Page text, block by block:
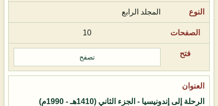
المجلد الرابع
10
تصفح
الرحلة إلى إندونيسيا - الجزء الثاني (1410هـ - 1990م)